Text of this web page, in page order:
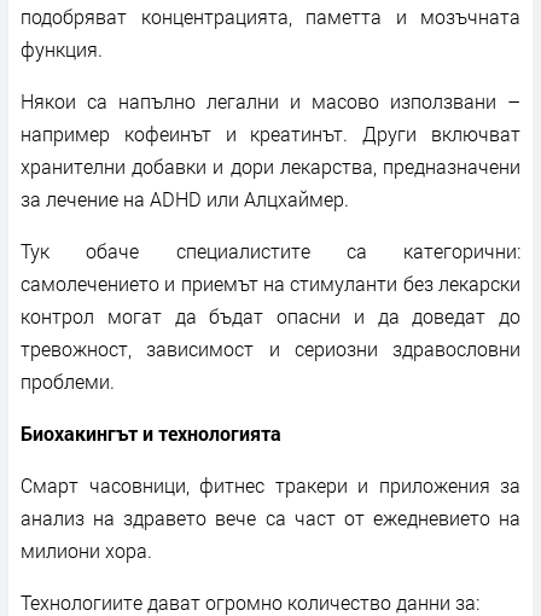
подобряват концентрацията, паметта и мозъчната
функция.
Някои са напълно легални и масово използвани –
например кофеинът и креатинът. Други включват
хранителни добавки и дори лекарства, предназначени
за лечение на ADHD или Алцхаймер.
Тук обаче специалистите са категорични:
самолечението и приемът на стимуланти без лекарски
контрол могат да бъдат опасни и да доведат до
тревожност, зависимост и сериозни здравословни
проблеми.
Биохакингът и технологията
Смарт часовници, фитнес тракери и приложения за
анализ на здравето вече са част от ежедневието на
милиони хора.
Технологиите дават огромно количество данни за: